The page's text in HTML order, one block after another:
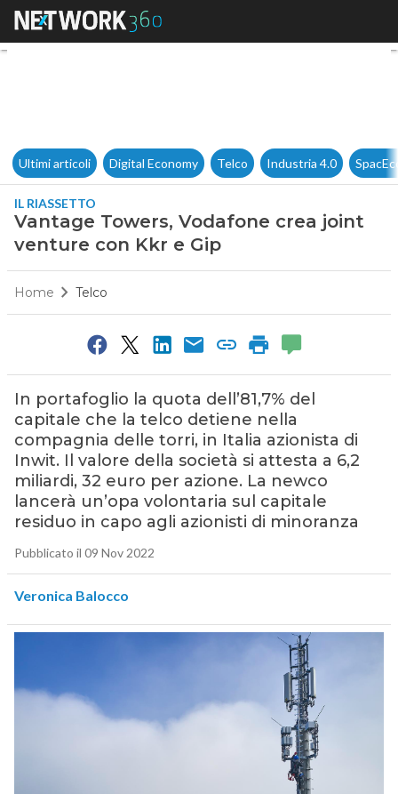
Vantage Towers, Vodafone
Ultimi articoli Digital Economy Telco Industria 4.0
IL RIASSETTO
Vantage Towers, Vodafone crea joint
venture con Kkr e Gip
Home Telco
In portafoglio la quota dell’81,7% del
capitale che la telco detiene nella
compagnia delle torri, in Italia azionista di
Inwit. Il valore della società si attesta a 6,2
miliardi, 32 euro per azione. La newco
lancerà un’opa volontaria sul capitale
residuo in capo agli azionisti di minoranza
Pubblicato il 09 Nov 2022
Veronica Balocco